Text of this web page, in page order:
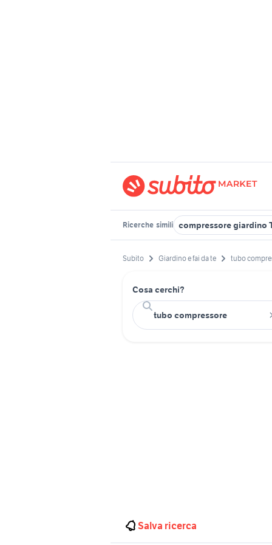
Ricerche simili compressore giardino
Subito Giardino e fai da te tubo
Cosa cerchi?
Salva ricerca